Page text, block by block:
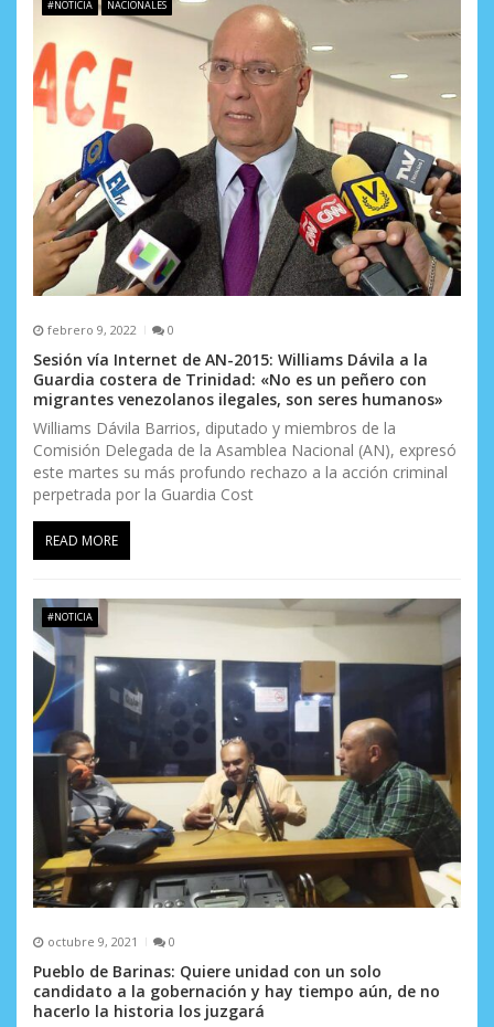
#NOTICIA NACIONALES
febrero 9, 2022 0
Sesión vía Internet de AN-2015: Williams Dávila a la
Guardia costera de Trinidad: «No es un peñero con
migrantes venezolanos ilegales, son seres humanos»
Williams Dávila Barrios, diputado y miembros de la
Comisión Delegada de la Asamblea Nacional (AN), expresó
este martes su más profundo rechazo a la acción criminal
perpetrada por la Guardia Cost
READ MORE
#NOTICIA
octubre 9, 2021 0
Pueblo de Barinas: Quiere unidad con un solo
candidato a la gobernación y hay tiempo aún, de no
hacerlo la historia los juzgará